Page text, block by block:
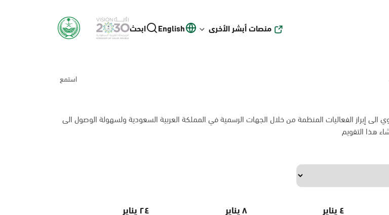
منصات أبشر الأخرى English ابحث
استمع
الى إبراز الفعاليات المنظمة من خلال الجهات الرسمية في المملكة العربية السعودية ولسهولة الوصول الى
هذا التقويم
٤ يناير ٨ يناير ٢٤ يناير